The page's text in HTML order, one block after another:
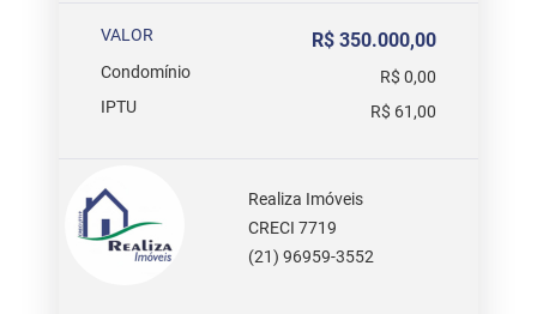
VALOR R$ 350.000,00
Condomínio
R$ 0,00
IPTU
R$ 61,00
Realiza Imóveis
CRECI 7719
(21) 96959-3552